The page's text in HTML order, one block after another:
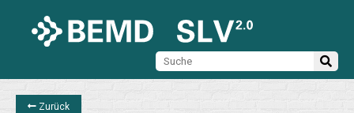
Zurück